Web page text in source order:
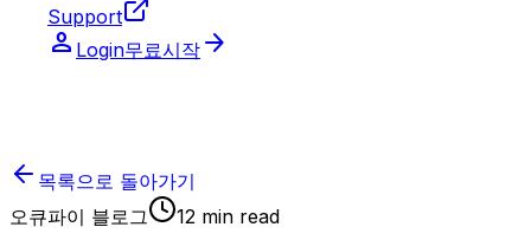
Support
person Login무료시작 arrow_forward
목록으로 돌아가기
오큐파이 블로그
12 min read